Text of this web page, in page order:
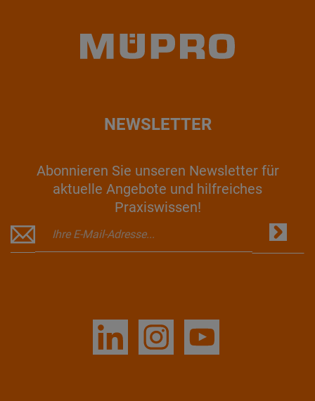
NEWSLETTER
Abonnieren Sie unseren Newsletter für
aktuelle Angebote und hilfreiches
Praxiswissen!